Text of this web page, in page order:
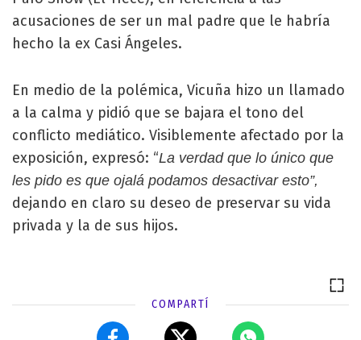
acusaciones de ser un mal padre que le habría
hecho la ex Casi Ángeles.
En medio de la polémica, Vicuña hizo un llamado
a la calma y pidió que se bajara el tono del
conflicto mediático. Visiblemente afectado por la
exposición, expresó: “La verdad que lo único que
les pido es que ojalá podamos desactivar esto”,
dejando en claro su deseo de preservar su vida
privada y la de sus hijos.
COMPARTÍ